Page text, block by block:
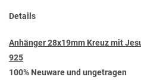
Details
Anhänger 28x19mm Kreuz mit
925
100% Neuware und ungetragen